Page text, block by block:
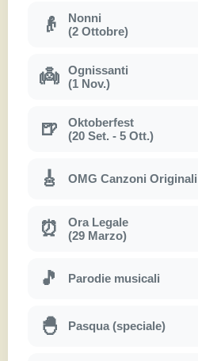
👴
Nonni
(2 Ottobre)
👼
Ognissanti
(1 Nov.)
🍺
Oktoberfest
(20 Set. - 5 Ott.)
🎸 OMG Canzoni Originali
⏰
Ora Legale
(29 Marzo)
🎵 Parodie musicali
🐣 Pasqua (speciale)